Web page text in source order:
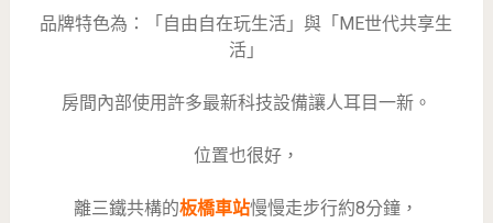
品牌特色為：「自由自在玩生活」與「ME世代共享生
活」
房間內部使用許多最新科技設備讓人耳目一新。
位置也很好，
離三鐵共構的板橋車站慢慢走步行約8分鐘，